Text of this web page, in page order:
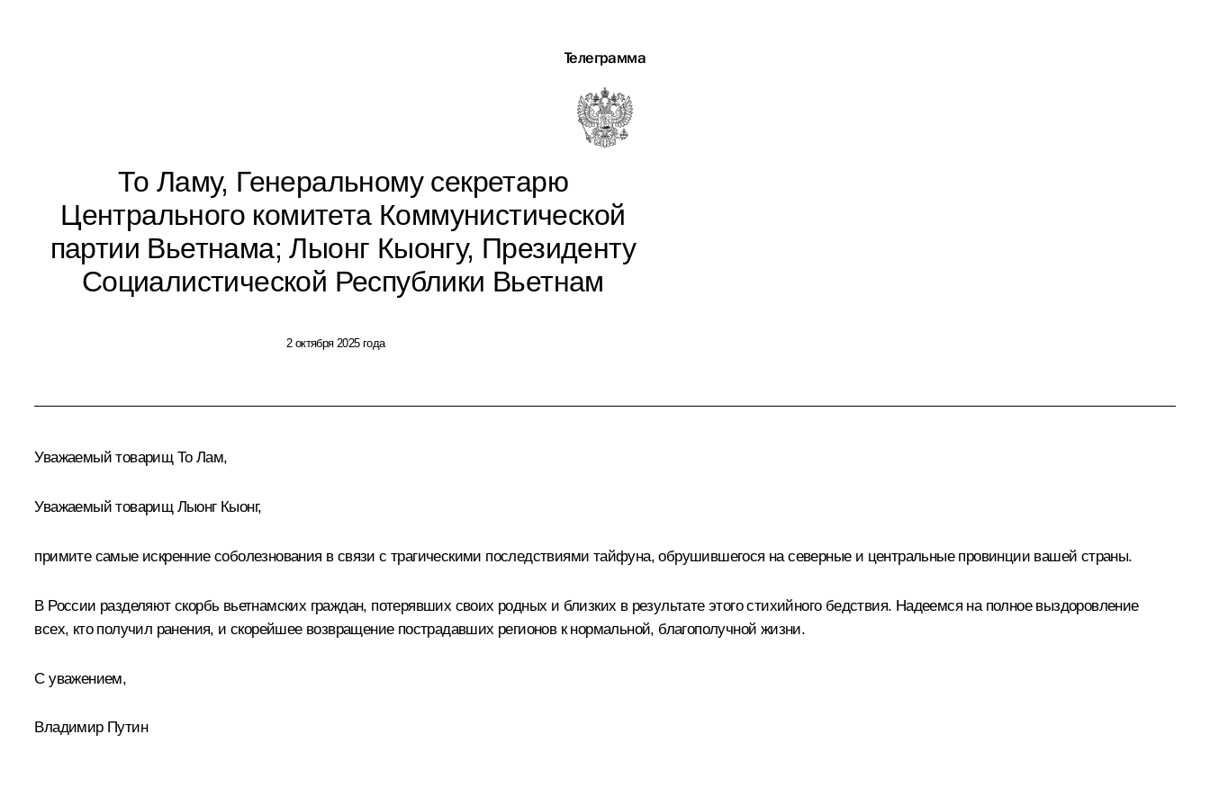
Телеграмма
То Ламу, Генеральному секретарю
Центрального комитета Коммунистической
партии Вьетнама; Лыонг Кыонгу, Президенту
Социалистической Республики Вьетнам
2 октября 2025 года
Уважаемый товарищ То Лам,
Уважаемый товарищ Лыонг Кыонг,
примите самые искренние соболезнования в связи с трагическими последствиями тайфуна, обрушившегося на северные и центральные провинции вашей страны.
В России разделяют скорбь вьетнамских граждан, потерявших своих родных и близких в результате этого стихийного бедствия. Надеемся на полное выздоровление
всех, кто получил ранения, и скорейшее возвращение пострадавших регионов к нормальной, благополучной жизни.
С уважением,
Владимир Путин